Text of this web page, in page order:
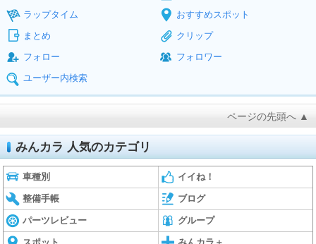
ラップタイム
おすすめスポット
まとめ
クリップ
フォロー
フォロワー
ユーザー内検索
ページの先頭へ ▲
みんカラ 人気のカテゴリ
車種別 イイね！
整備手帳 ブログ
パーツレビュー グループ